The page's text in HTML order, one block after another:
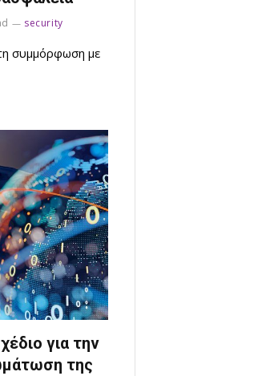
security
συμμόρφωση με
για την
της